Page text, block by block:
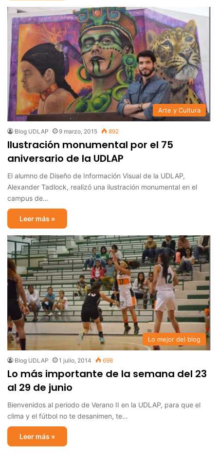
Arte y Cultura
Blog UDLAP 9 marzo, 2015 892
Ilustración monumental por el 75
aniversario de la UDLAP
El alumno de Diseño de Información Visual de la UDLAP,
Alexander Tadlock, realizó una ilustración monumental en el
campus de…
Leer más »
Lo mejor del blog
Blog UDLAP 1 julio, 2014 698
Lo más importante de la semana del 23
al 29 de junio
Bienvenidos al periodo de Verano II en la UDLAP, para que el
clima y el fútbol no te desanimen, te…
Leer más »